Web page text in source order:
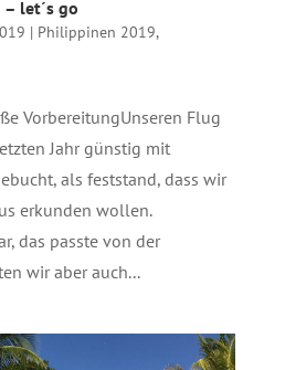
let´s go
| Philippinen 2019,
VorbereitungUnseren Flug
Jahr günstig mit
als feststand, dass wir
erkunden wollen.
das passte von der
wir aber auch...